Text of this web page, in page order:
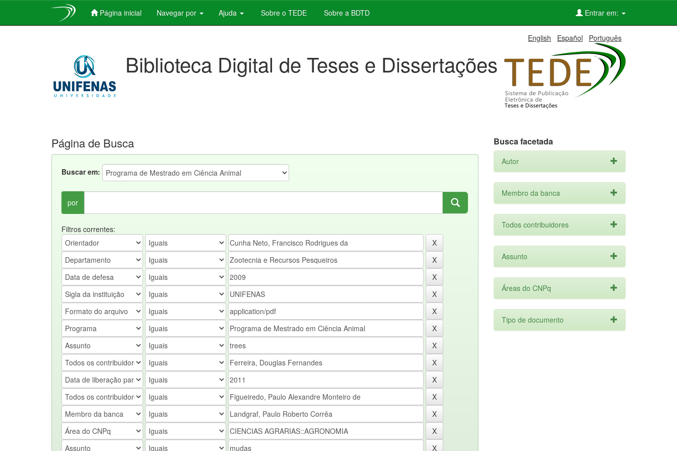
Página inicial Navegar por Ajuda Sobre o TEDE Sobre a BDTD Entrar em:
English Español Português
Biblioteca Digital de Teses e Dissertações
Página de Busca
Buscar em:
por
Filtros correntes:
Busca facetada
Autor
Membro da banca
Todos contribuidores
Assunto
Áreas do CNPq
Tipo de documento